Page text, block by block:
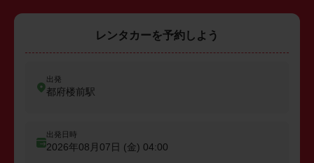
レンタカーを予約しよう
出発
都府楼前駅
出発日時
2026年08月07日 (金) 04:00